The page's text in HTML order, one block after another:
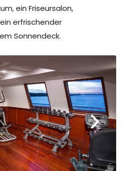
ein Friseursalon,
erfrischender
Sonnendeck.